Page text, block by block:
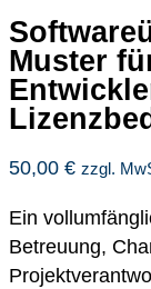
Muster
50,00 € zzgl.
Ein
Betreuung,